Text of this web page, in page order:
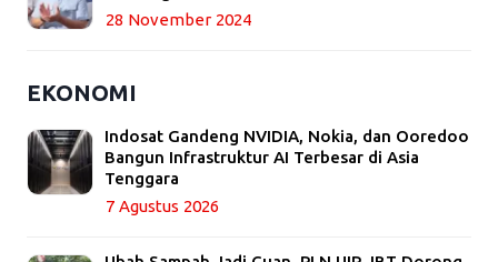
28 November 2024
EKONOMI
Indosat Gandeng NVIDIA, Nokia, dan Ooredoo
Bangun Infrastruktur AI Terbesar di Asia
Tenggara
7 Agustus 2026